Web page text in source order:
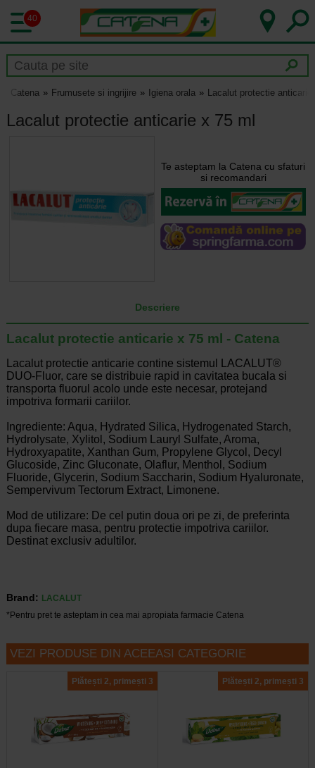
40
Catena Frumusete si ingrijire Igiena orala Lacalut protectie
Lacalut protectie anticarie x 75 ml
Te asteptam la Catena cu sfaturi
si recomandari
Descriere
Lacalut protectie anticarie x 75 ml - Catena
Lacalut protectie anticarie contine sistemul LACALUT®
DUO-Fluor, care se distribuie rapid in cavitatea bucala si
transporta fluorul acolo unde este necesar, protejand
impotriva formarii cariilor.
Ingrediente: Aqua, Hydrated Silica, Hydrogenated Starch,
Hydrolysate, Xylitol, Sodium Lauryl Sulfate, Aroma,
Hydroxyapatite, Xanthan Gum, Propylene Glycol, Decyl
Glucoside, Zinc Gluconate, Olaflur, Menthol, Sodium
Fluoride, Glycerin, Sodium Saccharin, Sodium Hyaluronate,
Sempervivum Tectorum Extract, Limonene.
Mod de utilizare: De cel putin doua ori pe zi, de preferinta
dupa fiecare masa, pentru protectie impotriva cariilor.
Destinat exclusiv adultilor.
Brand:
LACALUT
*Pentru pret te asteptam in cea mai apropiata farmacie Catena
VEZI PRODUSE DIN ACEEASI CATEGORIE
Plătești 2, primești 3 Plătești 2, primești 3